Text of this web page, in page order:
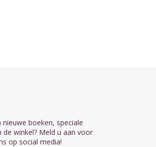
boeken, speciale
de winkel? Meld u aan voor
op social media!